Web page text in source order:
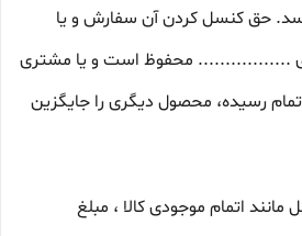
حق کنسل کردن آن سفارش و یا
................. محفوظ است و یا مشتری
رسیده، محصول دیگری را جایگزین
مانند اتمام موجودی کالا ، مبلغ